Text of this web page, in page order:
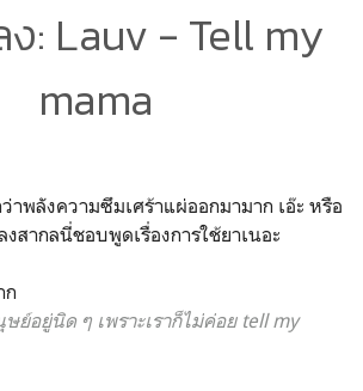
: Lauv - Tell my
mama
าพลังความซึมเศร้าแผ่ออกมามาก เอ๊ะ หรือ
งสากลนี่ชอบพูดเรื่องการใช้ยาเนอะ
ก
ษย์อยู่นิด ๆ เพราะเราก็ไม่ค่อย tell my